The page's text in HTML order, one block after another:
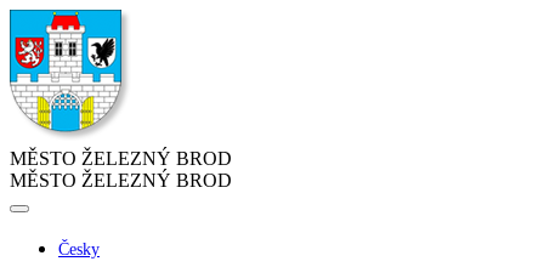
MĚSTO ŽELEZNÝ BROD
MĚSTO ŽELEZNÝ BROD
Česky